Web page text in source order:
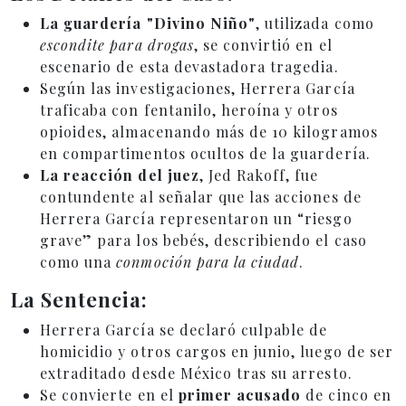
La guardería "Divino Niño", utilizada como
escondite para drogas, se convirtió en el
escenario de esta devastadora tragedia.
Según las investigaciones, Herrera García
traficaba con fentanilo, heroína y otros
opioides, almacenando más de 10 kilogramos
en compartimentos ocultos de la guardería.
La reacción del juez, Jed Rakoff, fue
contundente al señalar que las acciones de
Herrera García representaron un “riesgo
grave” para los bebés, describiendo el caso
como unaconmoción para la ciudad.
La Sentencia:
Herrera García se declaró culpable de
homicidio y otros cargos en junio, luego de ser
extraditado desde México tras su arresto.
Se convierte en el primer acusado de cinco en